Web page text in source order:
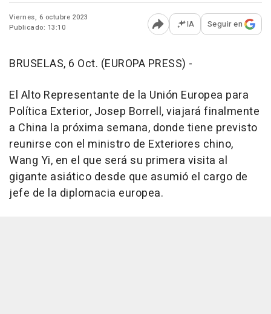
Viernes, 6 octubre 2023
Publicado: 13:10
Abrir opciones para
IA Seguir en
BRUSELAS, 6 Oct. (EUROPA PRESS) -
El Alto Representante de la Unión Europea para
Política Exterior, Josep Borrell, viajará finalmente
a China la próxima semana, donde tiene previsto
reunirse con el ministro de Exteriores chino,
Wang Yi, en el que será su primera visita al
gigante asiático desde que asumió el cargo de
jefe de la diplomacia europea.